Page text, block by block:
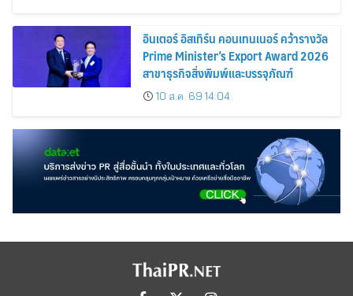
อินเตอร์ อิสเทิร์น คอนเทนเนอร์ คว้ารางวัล
Prime Minister’s Export Award 2026
สาขาธุรกิจสิ่งพิมพ์และบรรจุภัณฑ์
10 ส.ค. 69 14:04